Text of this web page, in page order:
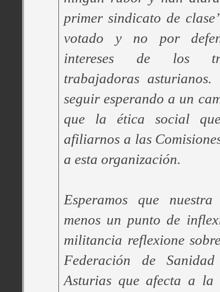
primer sindicato de
votado y no por
intereses de los
trabajadoras asturianos.
seguir esperando a un
que la ética social
afiliarnos a las
a esta organización.
Esperamos que
menos un punto de
militancia reflexione
Federación de
Asturias que afecta a la